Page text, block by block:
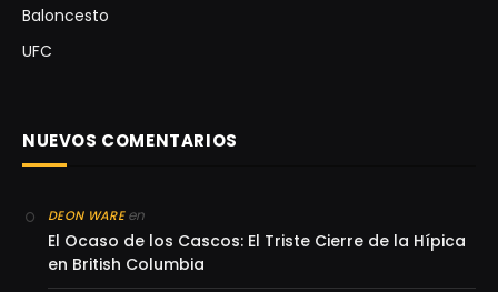
Baloncesto
UFC
NUEVOS COMENTARIOS
DEON WAREen
El Ocaso de los Cascos: El Triste Cierre de la Hípica
en British Columbia